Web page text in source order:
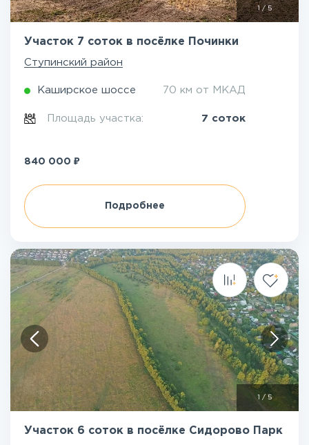
1/5
Участок 7 соток в посёлке Починки
Ступинский район
Каширское шоссе 70 км от МКАД
Площадь участка: 7 соток
840 000 ₽
Подробнее
/ 5
Участок 6 соток в посёлке Сидорово Парк